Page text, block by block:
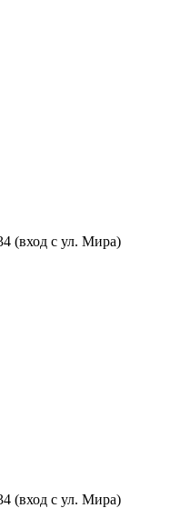
(вход с ул. Мира)
(вход с ул. Мира)